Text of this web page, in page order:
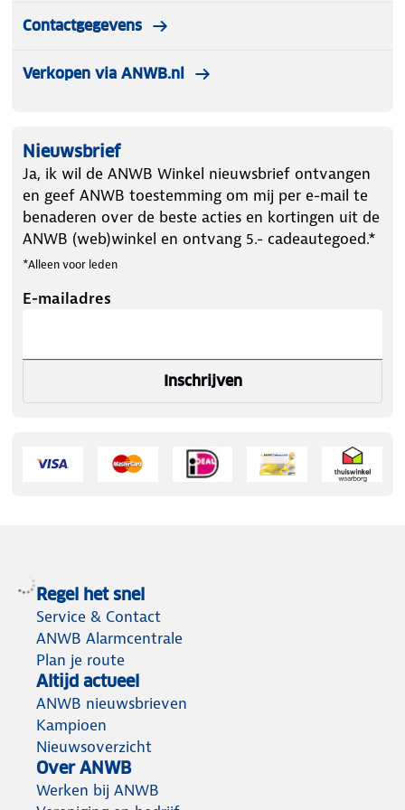
Contactgegevens
Verkopen via ANWB.nl
Nieuwsbrief
Ja, ik wil de ANWB Winkel nieuwsbrief ontvangen
en geef ANWB toestemming om mij per e-mail te
benaderen over de beste acties en kortingen uit de
ANWB (web)winkel en ontvang 5.- cadeautegoed.*
*Alleen voor leden
E-mailadres
Inschrijven
Regel het snel
Service & Contact
ANWB Alarmcentrale
Plan je route
Altijd actueel
ANWB nieuwsbrieven
Kampioen
Nieuwsoverzicht
Over ANWB
Werken bij ANWB